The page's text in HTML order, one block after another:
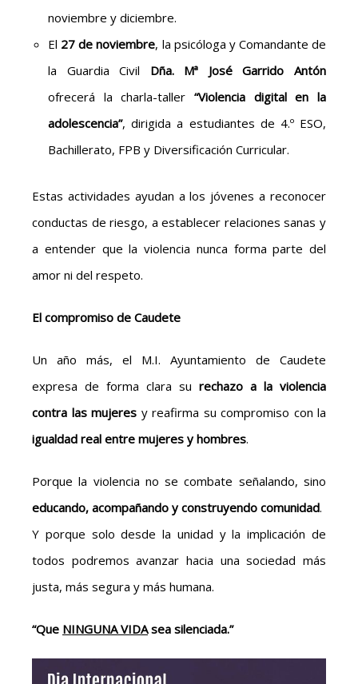
noviembre y diciembre.
El 27 de noviembre, la psicóloga y Comandante de
la Guardia Civil Dña. Mª José Garrido Antón
ofrecerá la charla-taller “Violencia digital en la
adolescencia”, dirigida a estudiantes de 4.º ESO,
Bachillerato, FPB y Diversificación Curricular.
Estas actividades ayudan a los jóvenes a reconocer
conductas de riesgo, a establecer relaciones sanas y
a entender que la violencia nunca forma parte del
amor ni del respeto.
El compromiso de Caudete
Un año más, el M.I. Ayuntamiento de Caudete
expresa de forma clara su rechazo a la violencia
contra las mujeres y reafirma su compromiso con la
igualdad real entre mujeres y hombres.
Porque la violencia no se combate señalando, sino
educando, acompañando y construyendo comunidad.
Y porque solo desde la unidad y la implicación de
todos podremos avanzar hacia una sociedad más
justa, más segura y más humana.
“Que NINGUNA VIDAsea silenciada.”